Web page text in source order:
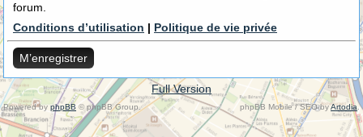
forum.
Conditions d’utilisation | Politique de vie privée
M’enregistrer
Full Version
Powered byphpBB © phpBB Group. phpBB Mobile / SEO byArtodia .